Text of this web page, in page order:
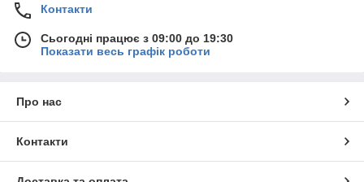
Контакти
Сьогодні працює з 09:00 до 19:30
Показати весь графік роботи
Про нас
Контакти